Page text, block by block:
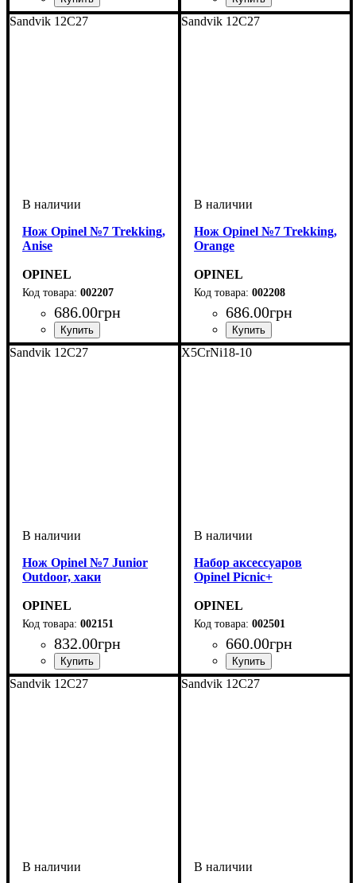
Sandvik 12C27
Нож Opinel №7 Trekking,
Anise
OPINEL
002207
686.00грн
Sandvik 12C27
Нож Opinel №7 Trekking,
Orange
OPINEL
002208
686.00грн
Sandvik 12C27
Нож Opinel №7 Junior
Outdoor, хаки
OPINEL
002151
832.00грн
X5CrNi18-10
Набор аксессуаров
Opinel Picnic+
OPINEL
002501
660.00грн
Sandvik 12C27 Sandvik 12C27